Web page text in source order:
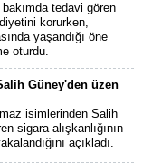
tedavi gören
korurken,
yaşandığı öne
oturdu.
Güney'den üzen
isimlerinden Salih
sigara alışkanlığının
açıkladı.